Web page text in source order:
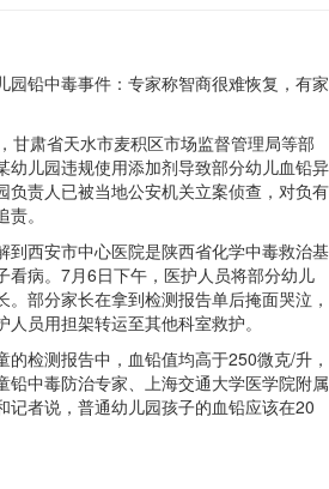
铅中毒事件：专家称智商很难恢复，有家
肃省天水市麦积区市场监督管理局等部
幼儿园违规使用添加剂导致部分幼儿血铅异
负责人已被当地公安机关立案侦查，对负有
。
西安市中心医院是陕西省化学中毒救治基
看病。7月6日下午，医护人员将部分幼儿
部分家长在拿到检测报告单后掩面哭泣，
员用担架转运至其他科室救护。
检测报告中，血铅值均高于250微克/升，
铅中毒防治专家、上海交通大学医学院附属
记者说，普通幼儿园孩子的血铅应该在20